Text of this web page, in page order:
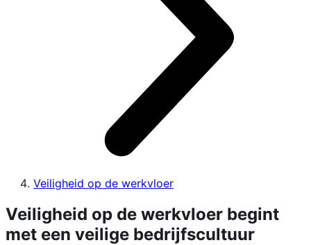
Veiligheid op de werkvloer
Veiligheid op de werkvloer begint
met een veilige bedrijfscultuur